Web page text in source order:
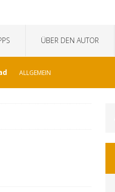
ÜBER DEN AUTOR
ALLGEMEIN
TECHNIK